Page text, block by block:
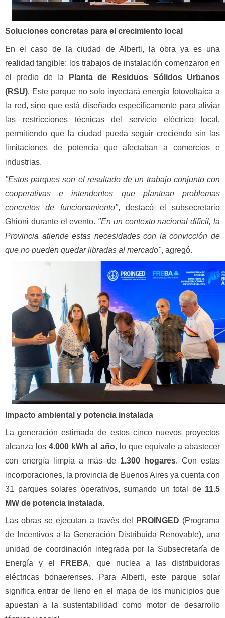
Soluciones concretas para el crecimiento local
En el caso de la ciudad de Alberti, la obra ya es una
realidad tangible: los trabajos de instalación comenzaron en
el predio de la
Planta de Residuos Sólidos Urbanos
(RSU). Este parque no solo inyectará energía fotovoltaica a
la red, sino que está diseñado específicamente para aliviar
las restricciones técnicas del servicio eléctrico local,
permitiendo que la ciudad pueda seguir creciendo sin las
limitaciones de potencia que afectaban a comercios e
industrias.
"Estos parques son el resultado de un trabajo conjunto con
cooperativas e intendentes que plantean problemas
concretos de funcionamiento", destacó el subsecretario
Ghioni durante el evento. "En un contexto nacional difícil, la
Provincia atiende estas necesidades con la convicción de
que no pueden quedar libradas al mercado", agregó.
Impacto ambiental y potencia instalada
La generación estimada de estos cinco nuevos proyectos
alcanza los4.000 kWh al año, lo que equivale a abastecer
con energía limpia a más de 1.300 hogares. Con estas
incorporaciones, la provincia de Buenos Aires ya cuenta con
31 parques solares operativos, sumando un total de 11.5
MW de potencia instalada.
Las obras se ejecutan a través del PROINGED (Programa
de Incentivos a la Generación Distribuida Renovable), una
unidad de coordinación integrada por la Subsecretaría de
Energía y el
FREBA, que nuclea a las distribuidoras
eléctricas bonaerenses. Para Alberti, este parque solar
significa entrar de lleno en el mapa de los municipios que
apuestan a la sustentabilidad como motor de desarrollo